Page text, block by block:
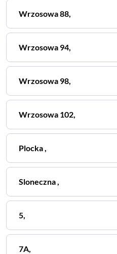
Wrzosowa88,
Wrzosowa 94,
Wrzosowa 98,
Wrzosowa 102,
Plocka,
Sloneczna,
5,
7A,